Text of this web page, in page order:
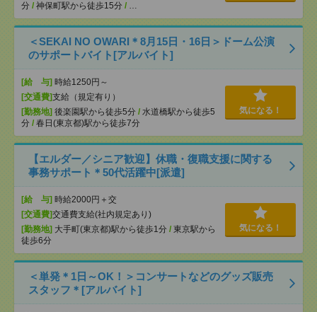
分 / 神保町駅から徒歩15分 / …
＜SEKAI NO OWARI＊8月15日・16日＞ドーム公演
のサポートバイト[アルバイト]
[給 与] 時給1250円～
[交通費]支給（規定有り）
[勤務地] 後楽園駅から徒歩5分 / 水道橋駅から徒歩5
分 / 春日(東京都)駅から徒歩7分
気になる！
【エルダー／シニア歓迎】休職・復職支援に関する
事務サポート＊50代活躍中[派遣]
[給 与] 時給2000円＋交
[交通費]交通費支給(社内規定あり)
[勤務地] 大手町(東京都)駅から徒歩1分 / 東京駅から
徒歩6分
気になる！
＜単発＊1日～OK！＞コンサートなどのグッズ販売
スタッフ＊[アルバイト]